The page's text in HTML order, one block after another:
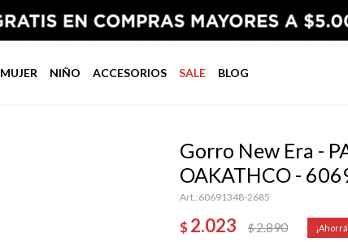
MUJER NIÑO ACCESORIOS SALE BLOG
Gorro New Era -
OAKATHCO -
60691348-2685
$2.023 $2.890